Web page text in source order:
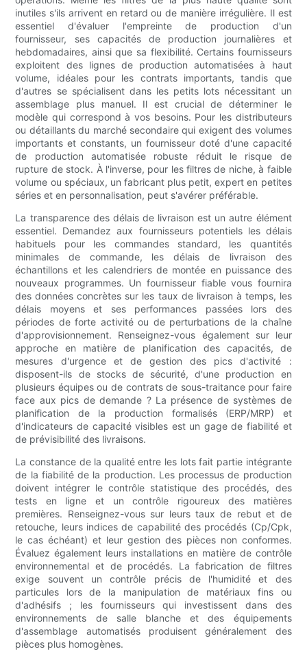
inutiles s'ils arrivent en retard ou de manière irrégulière. Il est
essentiel d'évaluer l'empreinte de production d'un
fournisseur, ses capacités de production journalières et
hebdomadaires, ainsi que sa flexibilité. Certains fournisseurs
exploitent des lignes de production automatisées à haut
volume, idéales pour les contrats importants, tandis que
d'autres se spécialisent dans les petits lots nécessitant un
assemblage plus manuel. Il est crucial de déterminer le
modèle qui correspond à vos besoins. Pour les distributeurs
ou détaillants du marché secondaire qui exigent des volumes
importants et constants, un fournisseur doté d'une capacité
de production automatisée robuste réduit le risque de
rupture de stock. À l'inverse, pour les filtres de niche, à faible
volume ou spéciaux, un fabricant plus petit, expert en petites
séries et en personnalisation, peut s'avérer préférable.
La transparence des délais de livraison est un autre élément
essentiel. Demandez aux fournisseurs potentiels les délais
habituels pour les commandes standard, les quantités
minimales de commande, les délais de livraison des
échantillons et les calendriers de montée en puissance des
nouveaux programmes. Un fournisseur fiable vous fournira
des données concrètes sur les taux de livraison à temps, les
délais moyens et ses performances passées lors des
périodes de forte activité ou de perturbations de la chaîne
d'approvisionnement. Renseignez-vous également sur leur
approche en matière de planification des capacités, de
mesures d'urgence et de gestion des pics d'activité :
disposent-ils de stocks de sécurité, d'une production en
plusieurs équipes ou de contrats de sous-traitance pour faire
face aux pics de demande ? La présence de systèmes de
planification de la production formalisés (ERP/MRP) et
d'indicateurs de capacité visibles est un gage de fiabilité et
de prévisibilité des livraisons.
La constance de la qualité entre les lots fait partie intégrante
de la fiabilité de la production. Les processus de production
doivent intégrer le contrôle statistique des procédés, des
tests en ligne et un contrôle rigoureux des matières
premières. Renseignez-vous sur leurs taux de rebut et de
retouche, leurs indices de capabilité des procédés (Cp/Cpk,
le cas échéant) et leur gestion des pièces non conformes.
Évaluez également leurs installations en matière de contrôle
environnemental et de procédés. La fabrication de filtres
exige souvent un contrôle précis de l'humidité et des
particules lors de la manipulation de matériaux fins ou
d'adhésifs ; les fournisseurs qui investissent dans des
environnements de salle blanche et des équipements
d'assemblage automatisés produisent généralement des
pièces plus homogènes.